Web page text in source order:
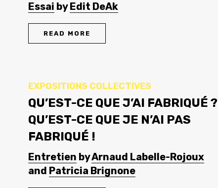
Essai byEdit DeAk
READ MORE
EXPOSITIONS COLLECTIVES
QU’EST-CE QUE J’AI FABRIQUÉ ?
QU’EST-CE QUE JE N’AI PAS
FABRIQUÉ !
Entretien byArnaud Labelle-Rojoux
and Patricia Brignone